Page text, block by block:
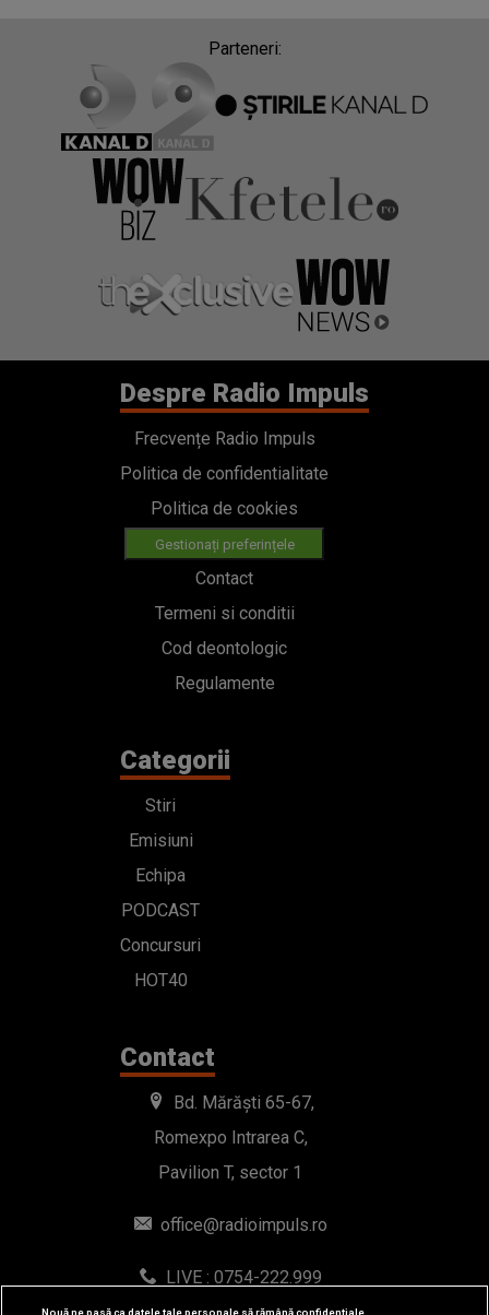
Parteneri:
Despre Radio Impuls
Frecvențe Radio Impuls
Politica de confidentialitate
Politica de cookies
Gestionați preferințele
Contact
Termeni si conditii
Cod deontologic
Regulamente
Categorii
Stiri
Emisiuni
Echipa
PODCAST
Concursuri
HOT40
Contact
Bd. Mărăști 65-67,
Romexpo Intrarea C,
Pavilion T, sector 1
office@radioimpuls.ro
LIVE : 0754-222.999
Nouă ne pasă ca datele tale personale să rămână confidențiale